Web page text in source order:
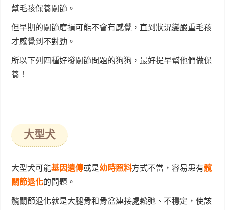
幫毛孩保養關節。
但早期的關節磨損可能不會有感覺，直到狀況變嚴重毛孩
才感覺到不對勁。
所以下列四種好發關節問題的狗狗，最好提早幫他們做保
養！
大型犬
大型犬可能基因遺傳或是幼時照料方式不當，容易患有髖
關節退化的問題。
髖關節退化就是大腿骨和骨盆連接處鬆弛、不穩定，使該